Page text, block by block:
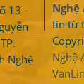
13 -
Nghệ
Nghệ
tin từ
Nghệ